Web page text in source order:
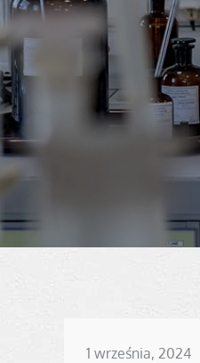
Posted
1 września, 2024